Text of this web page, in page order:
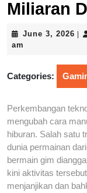
Miliaran
June 3, 2026
am
Categories:
Perkembangan
mengubah cara
hiburan. Salah satu
dunia permainan
bermain gim
kini aktivitas
menjanjikan dan